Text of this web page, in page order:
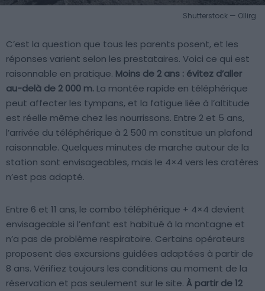
Shutterstock — Ollirg
C’est la question que tous les parents posent, et les
réponses varient selon les prestataires. Voici ce qui est
raisonnable en pratique. Moins de 2 ans : évitez d’aller
au-delà de 2 000 m. La montée rapide en téléphérique
peut affecter les tympans, et la fatigue liée à l’altitude
est réelle même chez les nourrissons. Entre 2 et 5 ans,
l’arrivée du téléphérique à 2 500 m constitue un plafond
raisonnable. Quelques minutes de marche autour de la
station sont envisageables, mais le 4×4 vers les cratères
n’est pas adapté.
Entre 6 et 11 ans, le combo téléphérique + 4×4 devient
envisageable si l’enfant est habitué à la montagne et
n’a pas de problème respiratoire. Certains opérateurs
proposent des excursions guidées adaptées à partir de
8 ans. Vérifiez toujours les conditions au moment de la
réservation et pas seulement sur le site. À partir de 12